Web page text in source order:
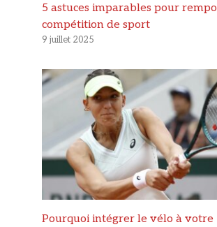
5 astuces imparables pour
compétition de sport
9 juillet 2025
Pourquoi intégrer le vélo à votre